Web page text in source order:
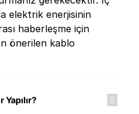
elektrik enerjisinin
haberleşme için
önerilen kablo
Yapılır?